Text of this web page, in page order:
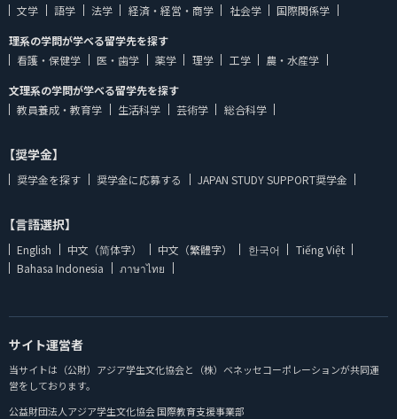
文学
語学 法学 経済・経営・商学 社会学
国際関係学
理系の学問が学べる留学先を探す
看護・保健学
医・歯学 薬学 理学 工学
農・水産学
文理系の学問が学べる留学先を探す
教員養成・教育学
生活科学 芸術学 総合科学
【奨学金】
奨学金を探す 奨学金に応募する JAPAN STUDY SUPPORT奨学金
【言語選択】
English 中文（简体字） 中文（繁體字） 한국어
Tiếng Việt
Bahasa Indonesia
ภาษาไทย
サイト運営者
当サイトは（公財）アジア学生文化協会と（株）ベネッセコーポレーションが共同運
営をしております。
公益財団法人アジア学生文化協会 国際教育支援事業部